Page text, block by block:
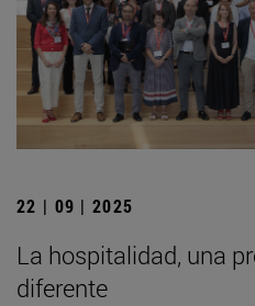
22 | 09 | 2025
La hospitalidad, una
diferente